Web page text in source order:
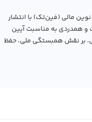
مالی (فین‌تک) با انتشار
و همدردی به مناسبت آیین
بر نقش همبستگی ملی، حفظ